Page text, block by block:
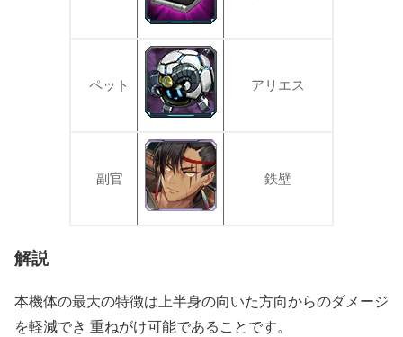
ペット アリエス
副官 鉄壁
解説
本機体の最大の特徴は上半身の向いた方向からのダメージ
を軽減でき 重ねがけ可能であることです。